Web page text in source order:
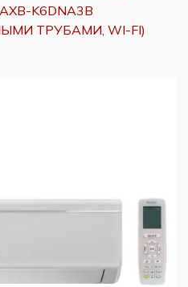
K6DNA3B
ТРУБАМИ, WI-FI)